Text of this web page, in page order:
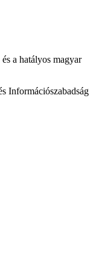
a hatályos magyar
Információszabadság